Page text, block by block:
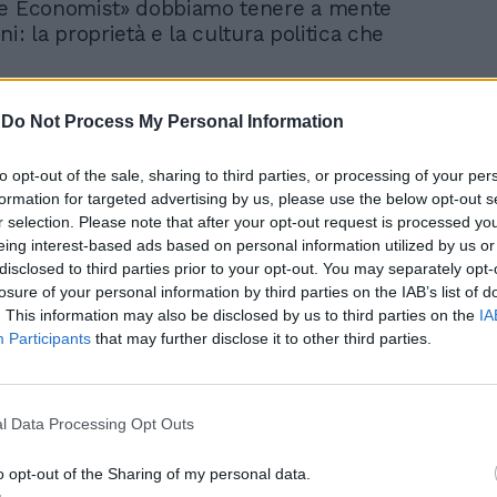
Do Not Process My Personal Information
opt-out of the sale, sharing to third parties, or processing of your
for targeted advertising by us, please use the below opt-out
selection. Please note that after your opt-out request is processed
interest-based ads based on personal information utilized by us
to third parties prior to your opt-out. You may separately
of your personal information by third parties on the IAB’s list of
This information may also be disclosed by us to third parties on the
Participants that may further disclose it to other third parties.
Data Processing Opt Outs
opt-out of the Sharing of my personal data.
Economist» dobbiamo tenere a mente
la proprietà e la cultura politica che
domanda: chi vuole incoronare
un sistema che da decenni vuole
gli Stati, svuotare le Costituzioni
e influenzare i governi nazionali,
il primato neoliberista delle
della globalizzazione, della
della famiglia e altro ancora.
è uno degli evangelisti della «lieta
E non a caso l’editore di
cioé l’azionista di riferimento, è la
Group.